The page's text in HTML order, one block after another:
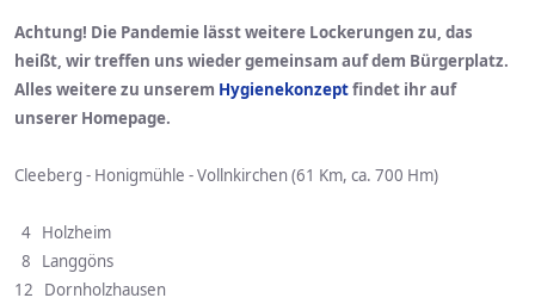
Achtung! Die Pandemie lässt weitere Lockerungen zu, das
heißt, wir treffen uns wieder gemeinsam auf dem Bürgerplatz.
Alles weitere zu unserem Hygienekonzeptfindet ihr auf
unserer Homepage.
Cleeberg - Honigmühle - Vollnkirchen (61 Km, ca. 700 Hm)
4 Holzheim
8 Langgöns
12 Dornholzhausen